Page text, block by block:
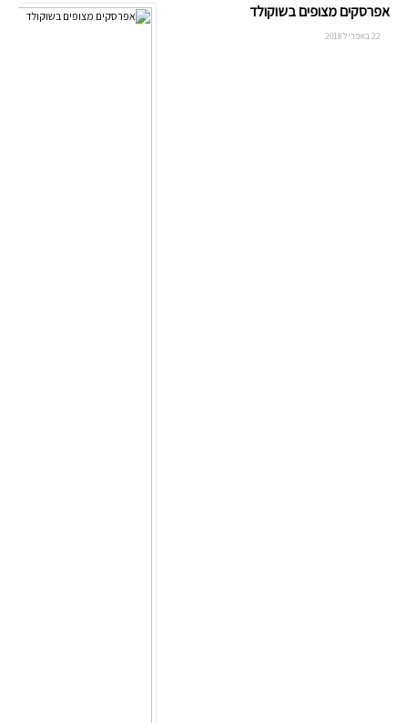
אפרסקים מצופים בשוקולד
22 באפריל 2018